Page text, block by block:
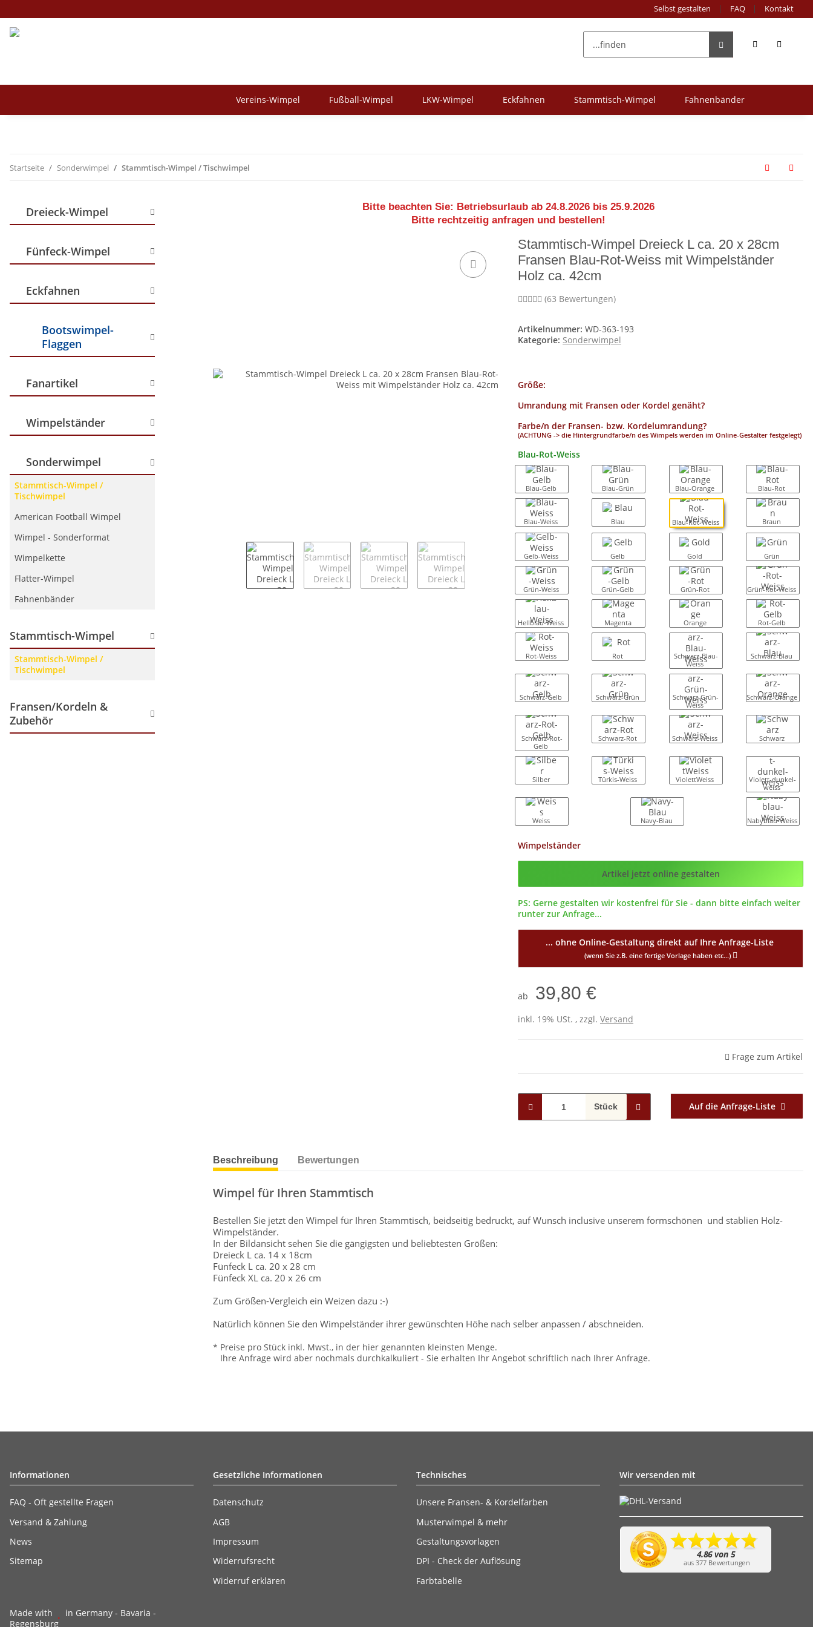
Selbst gestalten FAQ Kontakt
Vereins-Wimpel Fußball-Wimpel LKW-Wimpel Eckfahnen Stammtisch-Wimpel Fahnenbänder
Startseite Sonderwimpel Stammtisch-Wimpel / Tischwimpel
Bitte beachten Sie: Betriebsurlaub ab 24.8.2026 bis 25.9.2026
Bitte rechtzeitig anfragen und bestellen!
Stammtisch-Wimpel Dreieck L ca. 20 x 28cm
Fransen Blau-Rot-Weiss mit Wimpelständer
Holz ca. 42cm
(63 Bewertungen)
Artikelnummer: WD-363-193
Kategorie: Sonderwimpel
Größe:
Umrandung mit Fransen oder Kordel genäht?
Farbe/n der Fransen- bzw. Kordelumrandung?
(ACHTUNG -> die Hintergrundfarbe/n des Wimpels werden im Online-Gestalter festgelegt)
Blau-Rot-Weiss
Blau-Gelb Blau-Grün Blau-Orange Blau-Rot
Blau-Weiss Blau Blau-Rot-Weiss Braun
Gelb-Weiss Gelb Gold Grün
Grün-Weiss Grün-Gelb Grün-Rot Grün-Rot-Weiss
Hellblau-Weiss Magenta Orange Rot-Gelb
Rot-Weiss Rot
Schwarz-Blau-
Weiss
Schwarz-Blau
Schwarz-Gelb Schwarz-Grün
Schwarz-Grün-
Weiss
Schwarz-Orange
Schwarz-Rot-
Gelb
Schwarz-Rot Schwarz-Weiss Schwarz
Silber Türkis-Weiss ViolettWeiss
Violett-dunkel-
weiss
Weiss Navy-Blau Nabyblau-Weiss
Wimpelständer
Config_ID
Artikel jetzt online gestalten
PS: Gerne gestalten wir kostenfrei für Sie - dann bitte einfach weiter
runter zur Anfrage...
... ohne Online-Gestaltung direkt auf Ihre Anfrage-Liste
(wenn Sie z.B. eine fertige Vorlage haben etc...)
ab 39,80 €
inkl. 19% USt. , zzgl. Versand
Frage zum Artikel
Stück Auf die Anfrage-Liste
Beschreibung Bewertungen
Wimpel für Ihren Stammtisch
Bestellen Sie jetzt den Wimpel für Ihren Stammtisch, beidseitig bedruckt, auf Wunsch inclusive unserem formschönen und stablien Holz-
Wimpelständer.
In der Bildansicht sehen Sie die gängigsten und beliebtesten Größen:
Dreieck L ca. 14 x 18cm
Fünfeck L ca. 20 x 28 cm
Fünfeck XL ca. 20 x 26 cm
Zum Größen-Vergleich ein Weizen dazu :-)
Natürlich können Sie den Wimpelständer ihrer gewünschten Höhe nach selber anpassen / abschneiden.
* Preise pro Stück inkl. Mwst., in der hier genannten kleinsten Menge.
Ihre Anfrage wird aber nochmals durchkalkuliert - Sie erhalten Ihr Angebot schriftlich nach Ihrer Anfrage.
Dreieck-Wimpel
Fünfeck-Wimpel
Eckfahnen
Bootswimpel-
Flaggen
Fanartikel
Wimpelständer
Sonderwimpel
Stammtisch-Wimpel /
Tischwimpel
American Football Wimpel
Wimpel - Sonderformat
Wimpelkette
Flatter-Wimpel
Fahnenbänder
Stammtisch-Wimpel
Stammtisch-Wimpel /
Tischwimpel
Fransen/Kordeln &
Zubehör
Informationen
FAQ - Oft gestellte Fragen
Versand & Zahlung
News
Sitemap
Gesetzliche Informationen
Datenschutz
AGB
Impressum
Widerrufsrecht
Widerruf erklären
Technisches
Unsere Fransen- & Kordelfarben
Musterwimpel & mehr
Gestaltungsvorlagen
DPI - Check der Auflösung
Farbtabelle
Wir versenden mit
Made with
in Germany - Bavaria -
Regensburg